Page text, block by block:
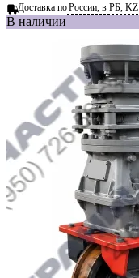
Доставка поРоссии, в РБ, KZ
В наличии